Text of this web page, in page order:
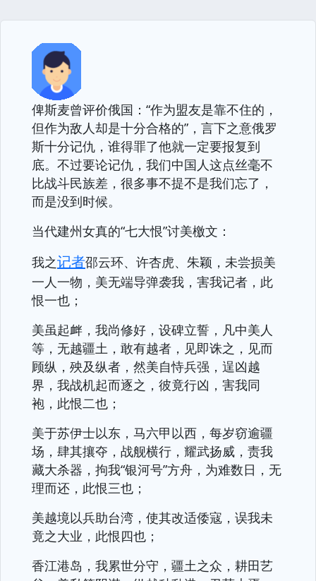
俾斯麦曾评价俄国：“作为盟友是靠不住的，
但作为敌人却是十分合格的”，言下之意俄罗
斯十分记仇，谁得罪了他就一定要报复到
底。不过要论记仇，我们中国人这点丝毫不
比战斗民族差，很多事不提不是我们忘了，
而是没到时候。
当代建州女真的“七大恨”讨美檄文：
我之记者邵云环、许杏虎、朱颖，未尝损美
一人一物，美无端导弹袭我，害我记者，此
恨一也；
美虽起衅，我尚修好，设碑立誓，凡中美人
等，无越疆土，敢有越者，见即诛之，见而
顾纵，殃及纵者，然美自恃兵强，逞凶越
界，我战机起而逐之，彼竟行凶，害我同
袍，此恨二也；
美于苏伊士以东，马六甲以西，每岁窃逾疆
场，肆其攘夺，战舰横行，耀武扬威，责我
藏大杀器，拘我“银河号”方舟，为难数日，无
理而还，此恨三也；
美越境以兵助台湾，使其改适倭寇，误我未
竟之大业，此恨四也；
香江港岛，我累世分守，疆土之众，耕田艺